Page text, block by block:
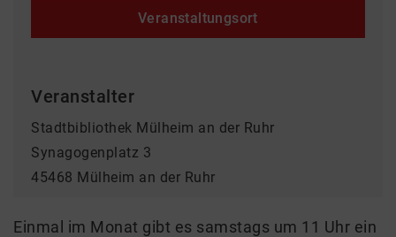
Veranstaltungsort
Veranstalter
Stadtbibliothek Mülheim an der Ruhr
Synagogenplatz 3
45468 Mülheim an der Ruhr
Einmal im Monat gibt es samstags um 11 Uhr ein